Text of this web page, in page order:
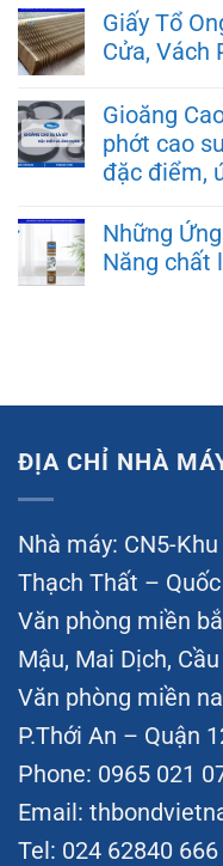
Giấy Tổ
Cửa, Vách
Gioăng
phớt cao
đặc điểm,
Những
Năng chất
ĐỊA CHỈ NHÀ
Nhà máy: CN5-
Thạch Thất –
Văn phòng miền
Mậu, Mai Dịch,
Văn phòng miền
P.Thới An – Quận
Phone: 0965 021
Email:
Tel: 024 62840 666